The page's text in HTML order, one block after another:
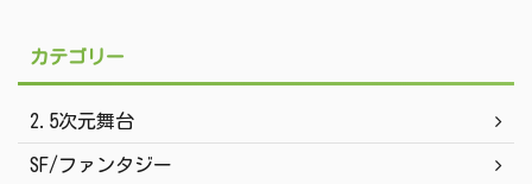
カテゴリー
2.5次元舞台
SF/ファンタジー